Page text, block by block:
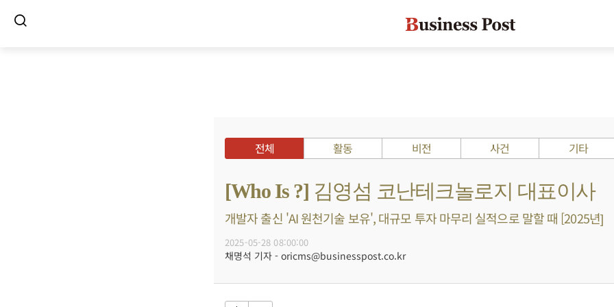
전체 활동 비전 사건 기타
[Who Is ?] 김영섬 코난테크놀로지 대표이사
개발자 출신 'AI 원천기술 보유', 대규모 투자 마무리 실적으로 말할 때 [2025년]
2025-05-28 08:00:00
채명석 기자 - oricms@businesspost.co.kr